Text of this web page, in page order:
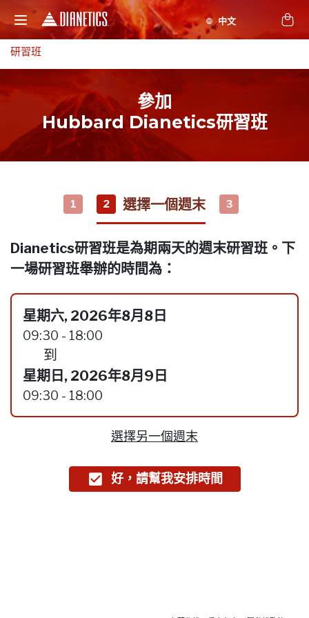
研習班
參加
Hubbard Dianetics研習班
1 2 選擇一個週末 3
Dianetics研習班是為期兩天的週末研習班。下
一場研習班舉辦的時間為：
星期六, 2026年8月8日
09:30 - 18:00
到
星期日, 2026年8月9日
09:30 - 18:00
選擇另一個週末
好，請幫我安排時間